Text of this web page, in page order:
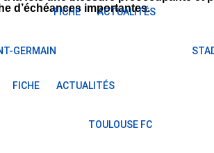
FICHE ACTUALITÉS
GERMAIN
FICHE ACTUALITÉS
TOULOUSE FC
d’échéances importantes.